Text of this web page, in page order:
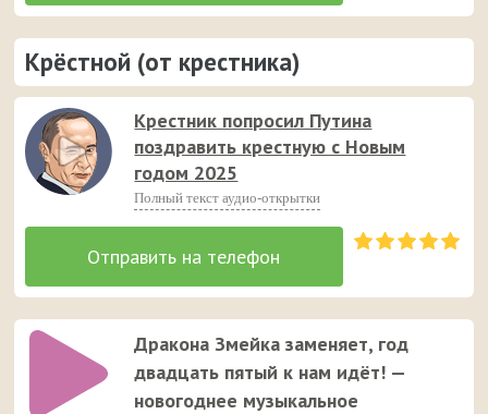
Крёстной (от крестника)
Крестник попросил Путина
поздравить крестную с Новым
годом 2025
Полный текст аудио-открытки
Дракона Змейка заменяет, год
двадцать пятый к нам идёт! —
новогоднее музыкальное